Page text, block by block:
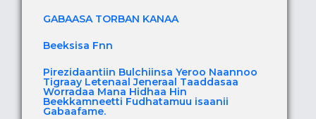
GABAASA TORBAN KANAA
Beeksisa Fnn
Pirezidaantiin Bulchiinsa Yeroo Naannoo
Tigraay Letenaal Jeneraal Taaddasaa
Worradaa Mana Hidhaa Hin
Beekkamneetti Fudhatamuu isaanii
Gabaafame.